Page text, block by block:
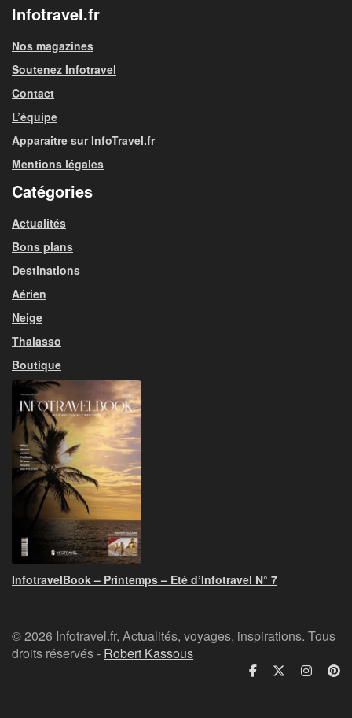
Infotravel.fr
Nos magazines
Soutenez Infotravel
Contact
L’équipe
Apparaitre sur InfoTravel.fr
Mentions légales
Catégories
Actualités
Bons plans
Destinations
Aérien
Neige
Thalasso
Boutique
InfotravelBook – Printemps – Eté d’Infotravel N° 7
© 2026 Infotravel.fr, Actualités, voyages, inspirations. Tous
droits réservés - Robert Kassous